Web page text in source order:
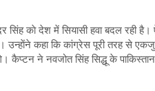
काे देश में सियासी हवा बदल रही
उन्‍हाेंने कहा कि कांग्रेस पूरी तरह से
कैप्‍टन ने नवजोत सिंह सिद्धू के